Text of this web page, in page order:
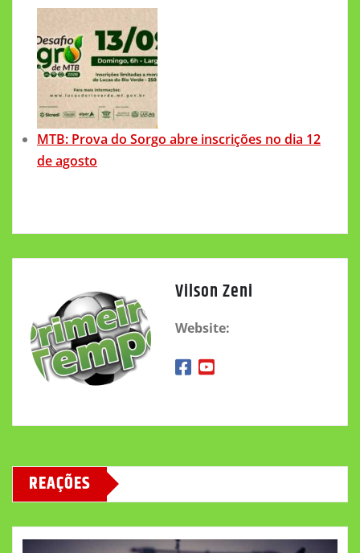
MTB: Prova do Sorgo abre inscrições no dia 12
de agosto
Vilson Zeni
Website:
REAÇÕES